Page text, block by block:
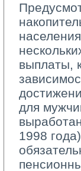
выплаты,
для
1998